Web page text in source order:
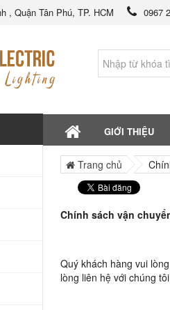
, Quận Tân Phú, TP. HCM 0967
GIỚI THIỆU
Trang chủ
Chính sách vận
Quý khách hàng vui
lòng liên hệ với chúng